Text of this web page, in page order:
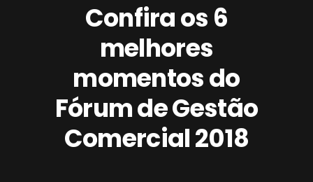
Confira os 6
melhores
momentos do
Fórum de Gestão
Comercial 2018